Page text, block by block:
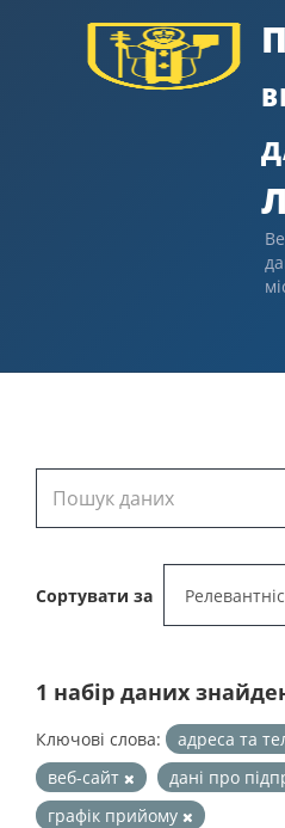
Сортувати за
1 набір даних
Ключові слова: адреса та
веб-сайт
дані про
графік прийому